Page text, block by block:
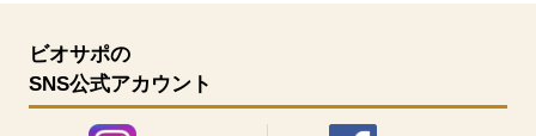
ビオサポの
SNS公式アカウント